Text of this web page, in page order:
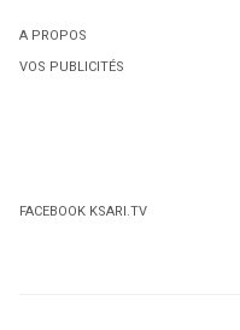
L'octroi accidentel du
L'octroi accidentel du
A PROPOS
VOS PUBLICITÉS
FACEBOOK KSARI.TV